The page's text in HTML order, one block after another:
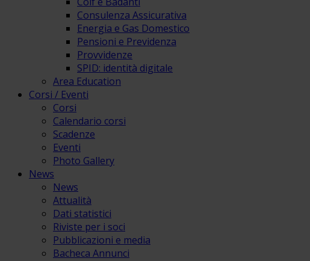
Consulenza Assicurativa
Energia e Gas Domestico
Pensioni e Previdenza
Provvidenze
SPID: identità digitale
Area Education
Corsi / Eventi
Corsi
Calendario corsi
Scadenze
Eventi
Photo Gallery
News
News
Attualità
Dati statistici
Riviste per i soci
Pubblicazioni e media
Bacheca Annunci